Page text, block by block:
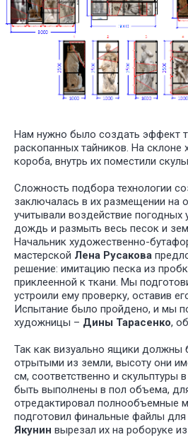
Нам нужно было создать эффект
раскопанных тайников. На склоне
короба, внутрь их поместили
Сложность подбора технологии
заключалась в их размещении на
учитывали воздействие погодных
дождь и размыть весь песок и
Начальник художественно-
мастерской Лена Русакова
решение: имитацию песка из
приклеенной к ткани. Мы
устроили ему проверку, оставив
Испытание было пройдено, и мы
художницы – Дины Тарасенко,
Так как визуально ящики должны
отрытыми из земли, высоту они
см, соответственно и скульптуры
быть выполнены в пол объема,
отредактировал полнообъемные
подготовил финальные файлы для
Якунин вырезал их на роборуке